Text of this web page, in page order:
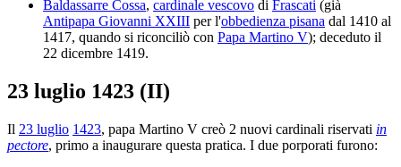
Baldassarre Cossa, cardinale vescovo di Frascati (già
Antipapa Giovanni XXIII per l'obbedienza pisana dal 1410 al
1417, quando si riconciliò con Papa Martino V); deceduto il
22 dicembre 1419.
23 luglio 1423 (II)
Il 23 luglio 1423, papa Martino V creò 2 nuovi cardinali riservati in
pectore, primo a inaugurare questa pratica. I due porporati furono: